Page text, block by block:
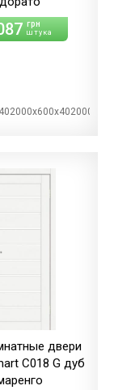
грн
штука
двери
С018 G дуб